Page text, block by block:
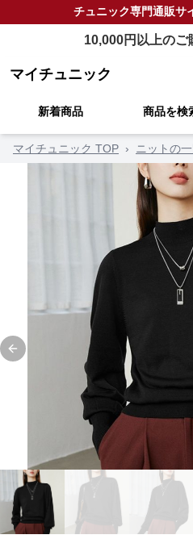
チュニック専門通販サ
10,000円以上のご
マイチュニック
新着商品 商品を検
マイチュニック TOP › ニットの
Previous slide